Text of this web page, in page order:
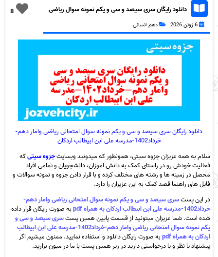
8
دانلود رایگان سری سیصد و سی و یکم نمونه سوال ریاضی
و آمار دهم انسانی به همراه pdf
6 ژوئن 2026 دهم انسانی
دانلود رایگان سری سیصد و سی و یکم نمونه سوال امتحانی ریاضی وامار دهم-
خرداد1402-مدرسه علی ابن ابیطالب اردکان
سلام به همه عزیزان جزوه سیتی، همونطور که میدونید وبسایتجزوه سیتیکه
فعالیت خودش رو در راستای کمک به دانش اموزان، دانشجویان و تمامی افراد
محصل در زمینه ها و رشته های مختلف کرده و با قرار دادن جزوه و نمونه سوالات و
فایل های راهنما قصد کمک به این عزیزان را دارد.
در این پستسری سیصد و سی و یکم نمونه سوال امتحانی ریاضی وامار دهم-
خرداد1402-مدرسه علی ابن ابیطالب اردکان به همراه pdf
به صورت رایگان قرار داده
شده است. شما عزیزان میتونید از قسمت پایین همین پستسری سیصد و سی و
یکم نمونه سوال امتحانی ریاضی وامار دهم-خرداد1402-مدرسه علی ابن ابیطالب
اردکان به همراه pdf
به صورت رایگان دانلود و استفاده نمایید. ممنون میشیم اگر
پیشنهاد یا نظر و یا درخواستی دارید در زیر همین پست با ما در میون بزارید.